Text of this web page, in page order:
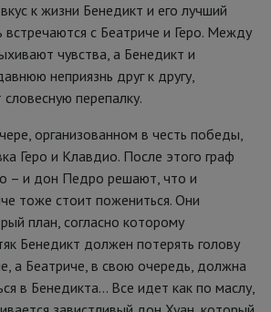
к жизни Бенедикт и его лучший
встречаются с Беатриче и Геро. Между
чувства, а Бенедикт и
неприязнь друг к другу,
перепалку.
организованном в честь победы,
Геро и Клавдио. После этого граф
– и дон Педро решают, что и
тоже стоит пожениться. Они
план, согласно которому
Бенедикт должен потерять голову
а Беатриче, в свою очередь, должна
в Бенедикта… Все идет как по маслу,